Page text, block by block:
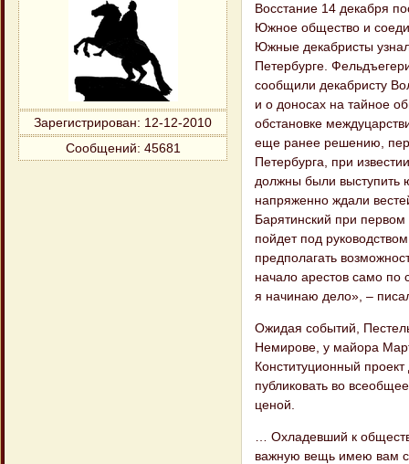
Зарегистрирован: 12-12-2010
Сообщений: 45681
Восстание 14 декабря
Южное общество и
Южные декабристы
Петербурге.
сообщили декабристу
и о доносах на тайное
обстановке
еще ранее решению,
Петербурга, при
должны были выступить
напряженно ждали
Барятинский при первом
пойдет под
предполагать
начало арестов само по
я начинаю дело», –
Ожидая событий,
Немирове, у майора
Конституционный
публиковать во
ценой.
… Охладевший к
важную вещь имею вам